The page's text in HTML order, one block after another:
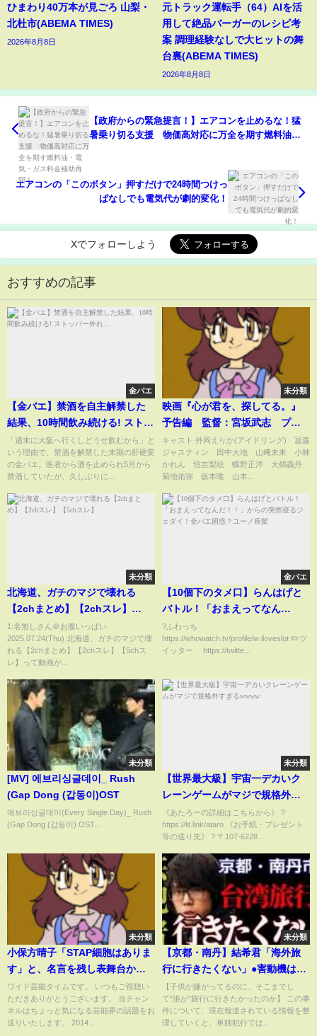
ひまわり40万本が見ごろ 山梨・
北杜市(ABEMA TIMES)
2026年8月8日
元トラック運転手（64）AIを活
用して絶品バーガーのレシピ考
案 調理経験なしで大ヒットの舞
台裏(ABEMA TIMES)
2026年8月8日
【政府からの緊急提言！】エアコンを止めるな！猛
暑乗り切る支援 物価高対応に万全を期す燃料油・
エアコンの「このボタン」押すだけで24時間つけっ
ぱなしでも電気代が劇的変化！
Xでフォローしよう
おすすめの記事
金バエ
【金バエ】禁酒を自主解禁した
結果、10時間飲み続ける! ストッ
パー外れ…
「週末に大阪へ行くしどうせ飲むから」と
いう理由で、禁酒を解禁した末期の肝硬変
の金バエ。医者から酒を止められ5月から
禁酒していたが、久しぶりに...
未分類
映画『心が君を、探してる。』
予告編 監督：宮坂武志 プロ
デューサー：神品信市 出演：
外岡えりか 冨森ジャスティ
ン 大鶴義丹 蝶野正洋 小林
キャスト 外岡えりか(アイドリング) 冨森
ジャスティン 田中大地 山﨑未来 小林
かれん 恒吉梨絵 蝶野正洋 大鶴義丹
菊地佑弥 坂本唯 山本...
未分類
北海道、ガチのマジで壊れる
【2chまとめ】【2chスレ】
【5chスレ】
1:名無しさん＠お腹いっぱい
2025.07.24(Thu) 北海道、ガチのマジで壊
れる【2chまとめ】【2chスレ】【5chス
レ】って動画が...
金バエ
【10個下のタメ口】らんはげと
バトル！「おまえってなん
だ！！」からの突然寝るジェダ
イ！金バエ困惑？ユーノ長髪
?ふわっち
https://whowatch.tv/profile/w:iloveslot ✏️ツ
イッター https://twitte...
未分類
[MV] 에브리싱글데이_ Rush
(Gap Dong (갑동이)OST
에브리싱글데이(Every Single Day)_ Rush
(Gap Dong (갑동이) OST...
未分類
【世界最大級】宇宙一デカいク
レーンゲームがマジで規格外す
ぎるwwww
《あたろーの詳細はこちらから》 ?
https://lit.link/ataro 《お手紙・プレゼント
等の送り先》 ? 〒107-6228 ...
未分類
小保方晴子「STAP細胞はありま
す」と、名言を残し表舞台から
遠ざかったイケジョ！現在の変
貌に驚きを隠せない......
ワイド芸能タイムです。 いつもご視聴い
ただきありがとうございます。 当チャン
ネルはちょっと気になる芸能界の話題をお
送りいたします。 2014...
未分類
【京都・南丹】結希君「海外旅
行に行きたくない」●害動機はこ
れ以外見つからない｜【男児失
踪事件】
【子供が嫌がってるのに、そこまでし
て“誰が”旅行に行きたかったのか】 この事
件について、現在報道されている情報を整
理していくと、単独犯行では...